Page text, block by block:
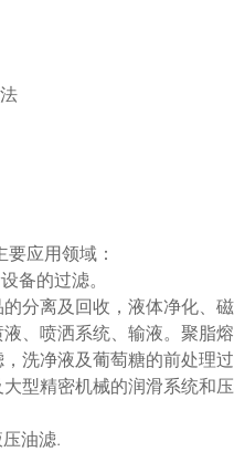
应用领域：
备的过滤。
分离及回收，液体净化
、喷洒系统、输液。聚
洗净液及葡萄糖的前处理过
型精密机械的润滑系统和
油滤.